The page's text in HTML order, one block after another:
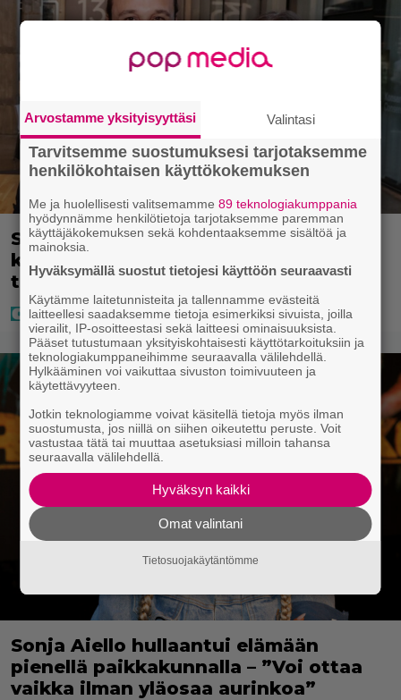
Sara ja Mikko Parikka etsivät uutta
kotia – ”Seuraavaan kotiin
tämmöinen”
Sonja Aiello hullaantui elämään
pienellä paikkakunnalla – ”Voi ottaa
vaikka ilman yläosaa aurinkoa”
Arvostamme yksityisyyttäsi Valintasi
Tarvitsemme suostumuksesi tarjotaksemme
henkilökohtaisen käyttökokemuksen
Me ja huolellisesti valitsemamme89 teknologiakumppania
hyödynnämme henkilötietoja tarjotaksemme paremman
käyttäjäkokemuksen sekä kohdentaaksemme sisältöä ja
mainoksia.
Hyväksymällä suostut tietojesi käyttöön seuraavasti
Käytämme laitetunnisteita ja tallennamme evästeitä
laitteellesi saadaksemme tietoja esimerkiksi sivuista, joilla
vierailit, IP-osoitteestasi sekä laitteesi ominaisuuksista.
Pääset tutustumaan yksityiskohtaisesti käyttötarkoituksiin ja
teknologiakumppaneihimme seuraavalla välilehdellä.
Hylkääminen voi vaikuttaa sivuston toimivuuteen ja
käytettävyyteen.
Jotkin teknologiamme voivat käsitellä tietoja myös ilman
suostumusta, jos niillä on siihen oikeutettu peruste. Voit
vastustaa tätä tai muuttaa asetuksiasi milloin tahansa
seuraavalla välilehdellä.
Hyväksyn kaikki
Omat valintani
Tietosuojakäytäntömme